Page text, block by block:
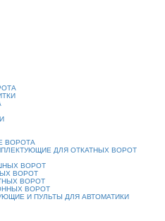
ВОРОТА
ДЛЯ ОТКАТНЫХ ВОРОТ
ВОРОТ
ВОРОТ
ВОРОТ
ВОРОТ
И ПУЛЬТЫ ДЛЯ АВТОМАТИКИ